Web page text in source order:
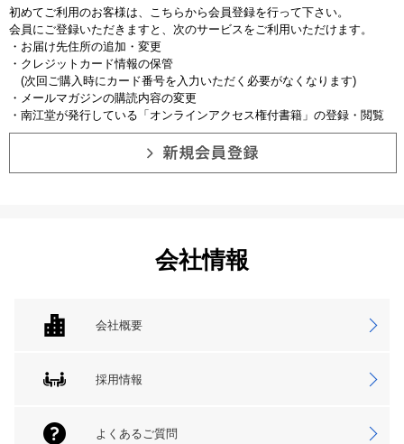
初めてご利用のお客様は、こちらから会員登録を行って下さい。
会員にご登録いただきますと、次のサービスをご利用いただけます。
・お届け先住所の追加・変更
・クレジットカード情報の保管
(次回ご購入時にカード番号を入力いただく必要がなくなります)
・メールマガジンの購読内容の変更
・南江堂が発行している「オンラインアクセス権付書籍」の登録・閲覧
会社情報
会社概要
採用情報
よくあるご質問